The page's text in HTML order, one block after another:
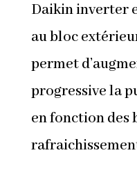
Daikin inverter
au bloc
permet
progressive la
en fonction des